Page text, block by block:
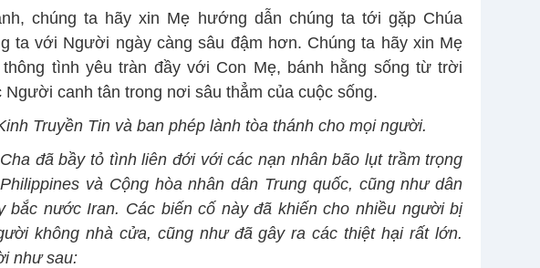
chúng ta hãy xin Mẹ hướng dẫn chúng ta tới gặp Chúa
ta với Người ngày càng sâu đậm hơn. Chúng ta hãy xin Mẹ
tình yêu tràn đầy với Con Mẹ, bánh hằng sống từ trời
canh tân trong nơi sâu thẳm của cuộc sống.
Truyền Tin và ban phép lành tòa thánh cho mọi người.
đã bầy tỏ tình liên đới với các nạn nhân bão lụt trầm trọng
và Cộng hòa nhân dân Trung quốc, cũng như dân
bắc nước Iran. Các biến cố này đã khiến cho nhiều người bị
không nhà cửa, cũng như đã gây ra các thiệt hại rất lớn.
như sau: